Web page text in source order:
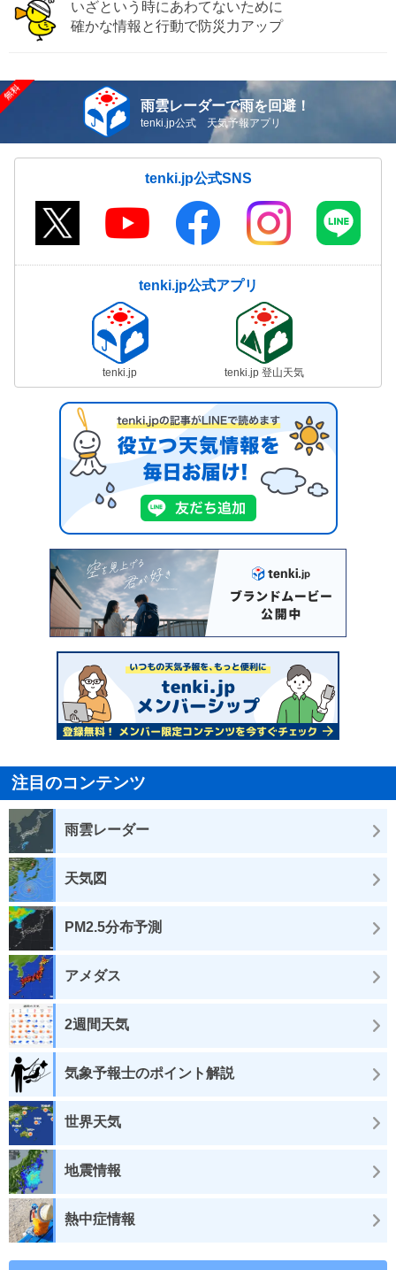
いざという時にあわてないために
確かな情報と行動で防災力アップ
雨雲レーダーで雨を回避！
tenki.jp公式 天気予報アプリ
tenki.jp公式SNS
tenki.jp公式アプリ
tenki.jp tenki.jp 登山天気
注目のコンテンツ
雨雲レーダー
天気図
PM2.5分布予測
アメダス
2週間天気
気象予報士のポイント解説
世界天気
地震情報
熱中症情報